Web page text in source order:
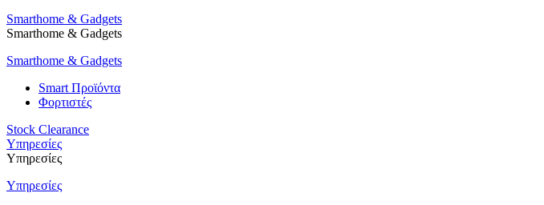
Smarthome & Gadgets
Smarthome & Gadgets
Smarthome & Gadgets
Smart Προϊόντα
Φορτιστές
Stock Clearance
Υπηρεσίες
Υπηρεσίες
Υπηρεσίες